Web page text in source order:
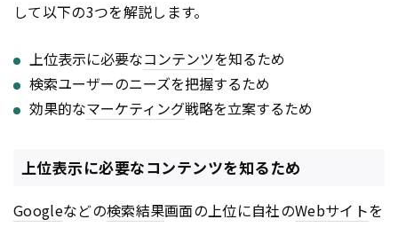
して以下の3つを解説します。
上位表示に必要なコンテンツを知るため
検索ユーザーのニーズを把握するため
効果的なマーケティング戦略を立案するため
上位表示に必要なコンテンツを知るため
Googleなどの検索結果画面の上位に自社のWebサイトを